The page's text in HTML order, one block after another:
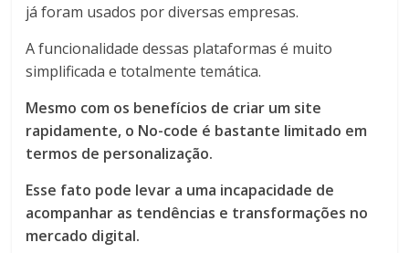
já foram usados ​​por diversas empresas.
A funcionalidade dessas plataformas é muito
simplificada e totalmente temática.
Mesmo com os benefícios de criar um site
rapidamente, o No-code é bastante limitado em
termos de personalização.
Esse fato pode levar a uma incapacidade de
acompanhar as tendências e transformações no
mercado digital.